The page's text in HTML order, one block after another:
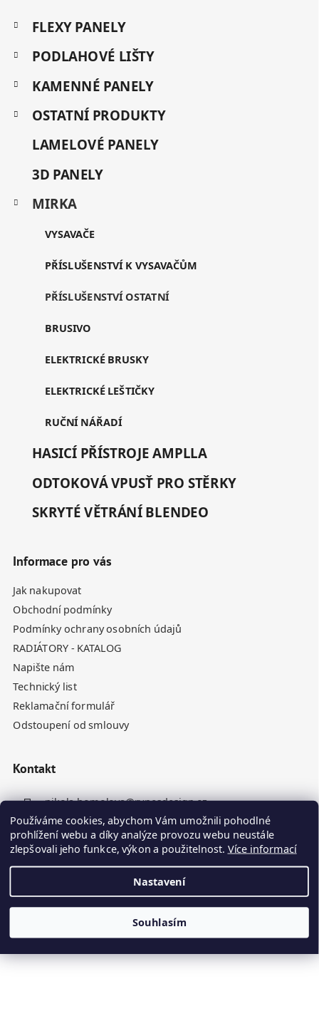
Používáme cookies, abychom Vám umožnili pohodlné
prohlížení webu a díky analýze provozu webu neustále
zlepšovali jeho funkce, výkon a použitelnost. Více informací
Nastavení
Souhlasím
v
y
K
a
e
o
i
FLEXY PANELY
PODLAHOVÉ LIŠTY
KAMENNÉ PANELY
OSTATNÍ PRODUKTY
LAMELOVÉ PANELY
3D PANELY
MIRKA
VYSAVAČE
PŘÍSLUŠENSTVÍ K VYSAVAČŮM
PŘÍSLUŠENSTVÍ OSTATNÍ
BRUSIVO
ELEKTRICKÉ BRUSKY
ELEKTRICKÉ LEŠTIČKY
RUČNÍ NÁŘADÍ
HASICÍ PŘÍSTROJE AMPLLA
ODTOKOVÁ VPUSŤ PRO STĚRKY
SKRYTÉ VĚTRÁNÍ BLENDEO
Informace pro vás
Jak nakupovat
Obchodní podmínky
Podmínky ochrany osobních údajů
RADIÁTORY - KATALOG
Napište nám
Technický list
Reklamační formulář
Odstoupení od smlouvy
Kontakt
nikola.homolova@rynesdesign.cz
+420 770 676 110
Vytvořil Shoptet
Copyright 2026Ryneš Design. Všechna práva vyhrazena.